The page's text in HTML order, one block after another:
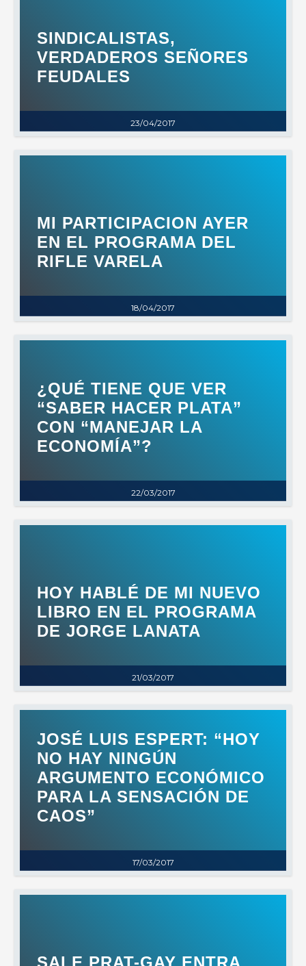
23/04/2017
SINDICALISTAS,
VERDADEROS SEÑORES
FEUDALES
18/04/2017
MI PARTICIPACION AYER
EN EL PROGRAMA DEL
RIFLE VARELA
22/03/2017
¿QUÉ TIENE QUE VER
“SABER HACER PLATA”
CON “MANEJAR LA
ECONOMÍA”?
21/03/2017
HOY HABLÉ DE MI NUEVO
LIBRO EN EL PROGRAMA
DE JORGE LANATA
17/03/2017
JOSÉ LUIS ESPERT: “HOY
NO HAY NINGÚN
ARGUMENTO ECONÓMICO
PARA LA SENSACIÓN DE
CAOS”